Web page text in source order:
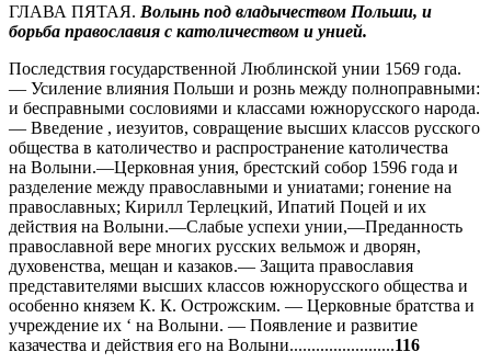
ГЛАВА ПЯТАЯ. Волынь под владычеством Польши, и
борьба православия с католичеством и унией.
Последствия государственной Люблинской унии 1569 года.
— Усиление влияния Польши и рознь между полноправными:
и бесправными сословиями и классами южнорусского народа.
— Введение , иезуитов, совращение высших классов русского
общества в католичество и распространение католичества
на Волыни.—Церковная уния, брестский собор 1596 года и
разделение между православными и униатами; гонение на
православных; Кирилл Терлецкий, Ипатий Поцей и их
действия на Волыни.—Слабые успехи унии,—Преданность
православной вере многих русских вельмож и дворян,
духовенства, мещан и казаков.— Защита православия
представителями высших классов южнорусского общества и
особенно князем К. К. Острожским. — Церковные братства и
учреждение их ‘ на Волыни. — Появление и развитие
казачества и действия его на Волыни........................116